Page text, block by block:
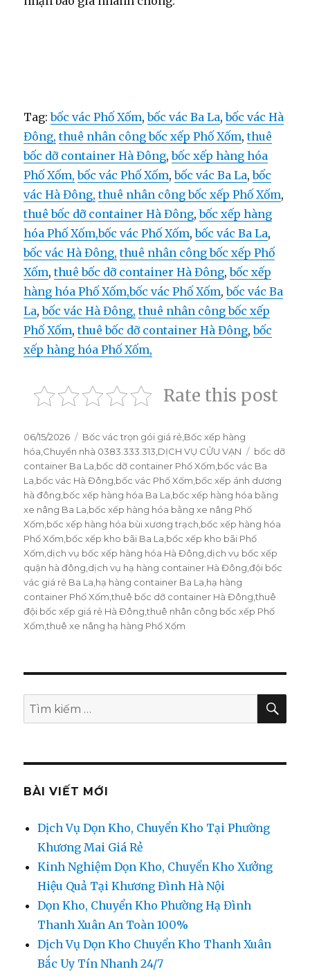
Tag:bốc vác Phố Xốm,bốc vác Ba La,bốc vác Hà
Đông, thuê nhân công bốc xếp Phố Xốm,thuê
bốc dỡ container Hà Đông,bốc xếp hàng hóa
Phố Xốm, bốc vác Phố Xốm,bốc vác Ba La,bốc
vác Hà Đông, thuê nhân công bốc xếp Phố Xốm,
thuê bốc dỡ container Hà Đông,bốc xếp hàng
hóa Phố Xốm,bốc vác Phố Xốm,bốc vác Ba La,
bốc vác Hà Đông, thuê nhân công bốc xếp Phố
Xốm,thuê bốc dỡ container Hà Đông,bốc xếp
hàng hóa Phố Xốm,bốc vác Phố Xốm,bốc vác Ba
La,bốc vác Hà Đông, thuê nhân công bốc xếp
Phố Xốm,thuê bốc dỡ container Hà Đông,bốc
xếp hàng hóa Phố Xốm,
Rate this post
Đăng
vào
ngày
06/15/2026
Danh
mục
Bốc vác trọn gói giá rẻ Bốc xếp hàng
hóa Chuyển nhà 0383.333.313 DỊCH VỤ CỬU VẠN Thẻ
bốc dỡ
container Ba La bốc dỡ container Phố Xốm bốc vác Ba
La bốc vác Hà Đông bốc vác Phố Xốm bốc xếp ánh dương
hà đông bốc xếp hàng hóa Ba La bốc xếp hàng hóa bằng
xe nâng Ba La bốc xếp hàng hóa bằng xe nâng Phố
Xốm bốc xếp hàng hóa bùi xương trạch bốc xếp hàng hóa
Phố Xốm bốc xếp kho bãi Ba La bốc xếp kho bãi Phố
Xốm dịch vụ bốc xếp hàng hóa Hà Đông dịch vụ bốc xếp
quận hà đông dịch vụ hạ hàng container Hà Đông ,đội bốc
vác giá rẻ Ba La hạ hàng container Ba La hạ hàng
container Phố Xốm ,thuê bốc dỡ container Hà Đông ,thuê
đội bốc xếp giá rẻ Hà Đông ,thuê nhân công bốc xếp Phố
Xốm ,thuê xe nâng hạ hàng Phố Xốm
Tìm
kiếm:
TÌM
BÀI VIẾT MỚI
Dịch Vụ Dọn Kho, Chuyển Kho Tại Phường
Khương Mai Giá Rẻ
Kinh Nghiệm Dọn Kho, Chuyển Kho Xưởng
Hiệu Quả Tại Khương Đình Hà Nội
Dọn Kho, Chuyển Kho Phường Hạ Đình
Thanh Xuân An Toàn 100%
Dịch Vụ Dọn Kho Chuyển Kho Thanh Xuân
Bắc Uy Tín Nhanh 24/7